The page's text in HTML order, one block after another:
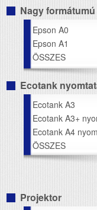
Nagy
Epson A0
Epson A1
ÖSSZES
Ecotank
Ecotank A3
Ecotank A3+
Ecotank A4
ÖSSZES
Projektor